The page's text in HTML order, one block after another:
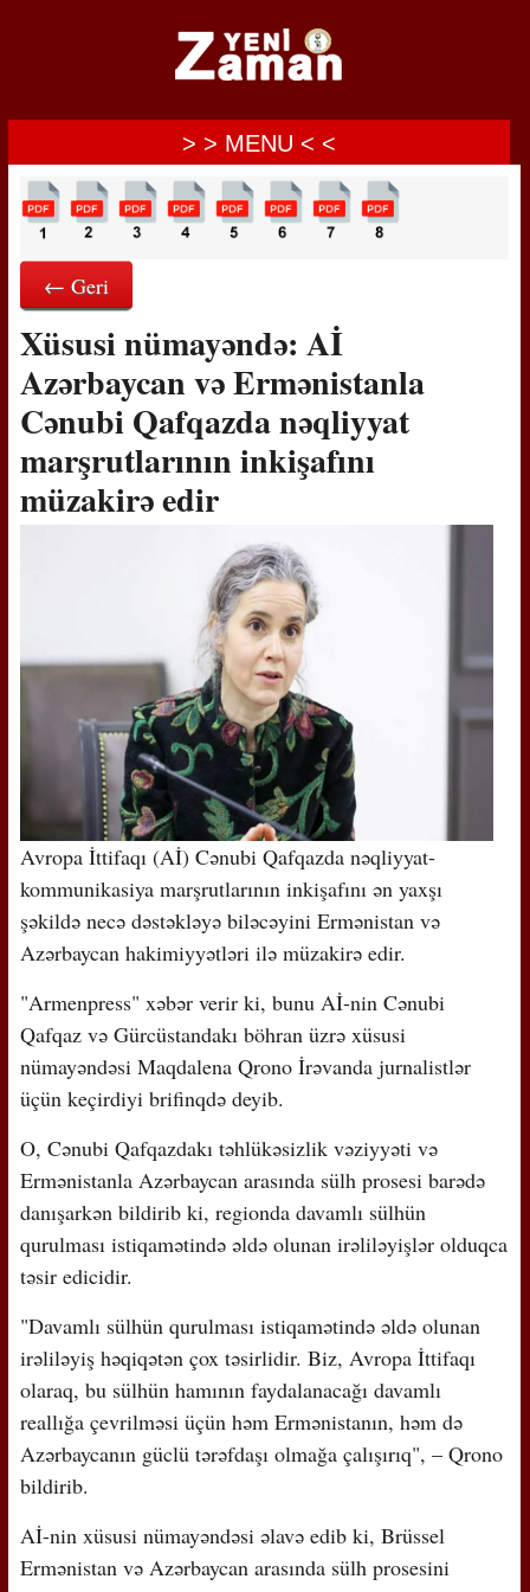
> > MENU < <
← Geri
Xüsusi nümayəndə: Aİ
Azərbaycan və Ermənistanla
Cənubi Qafqazda nəqliyyat
marşrutlarının inkişafını
müzakirə edir
Avropa İttifaqı (Aİ) Cənubi Qafqazda nəqliyyat-
kommunikasiya marşrutlarının inkişafını ən yaxşı
şəkildə necə dəstəkləyə biləcəyini Ermənistan və
Azərbaycan hakimiyyətləri ilə müzakirə edir.
"Armenpress" xəbər verir ki, bunu Aİ-nin Cənubi
Qafqaz və Gürcüstandakı böhran üzrə xüsusi
nümayəndəsi Maqdalena Qrono İrəvanda jurnalistlər
üçün keçirdiyi brifinqdə deyib.
O, Cənubi Qafqazdakı təhlükəsizlik vəziyyəti və
Ermənistanla Azərbaycan arasında sülh prosesi barədə
danışarkən bildirib ki, regionda davamlı sülhün
qurulması istiqamətində əldə olunan irəliləyişlər olduqca
təsir edicidir.
"Davamlı sülhün qurulması istiqamətində əldə olunan
irəliləyiş həqiqətən çox təsirlidir. Biz, Avropa İttifaqı
olaraq, bu sülhün hamının faydalanacağı davamlı
reallığa çevrilməsi üçün həm Ermənistanın, həm də
Azərbaycanın güclü tərəfdaşı olmağa çalışırıq", – Qrono
bildirib.
Aİ-nin xüsusi nümayəndəsi əlavə edib ki, Brüssel
Ermənistan və Azərbaycan arasında sülh prosesini